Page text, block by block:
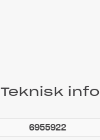
Teknisk info
6955922